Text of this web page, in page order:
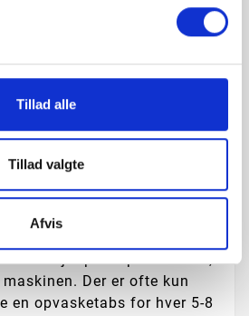
Tillad alle
Tillad valgte
Afvis
har ikke et
pga. den høje
og brugen af
Maskinen har indbygget
i denne model.
ved hjælp af opvasketabs,
Der er ofte kun
opvasketabs for hver 5-8